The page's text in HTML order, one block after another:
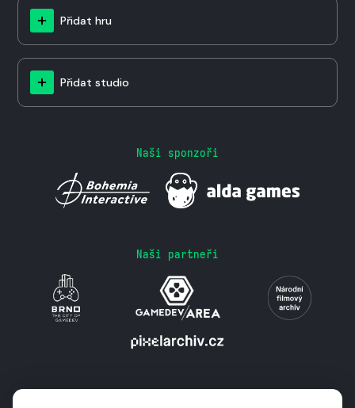
Přidat hru
Přidat studio
Naši sponzoři
Naši partneři